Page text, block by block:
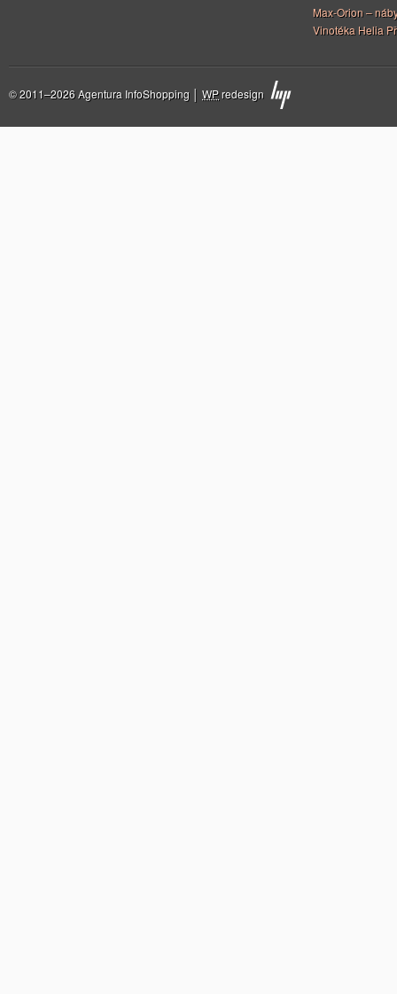
Max-Orion –
Vinotéka Helia
© 2011–2026 Agentura InfoShopping │ WPredesign